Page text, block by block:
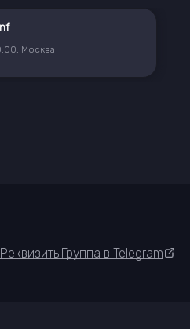
Москва
РеквизитыГруппа в Telegram